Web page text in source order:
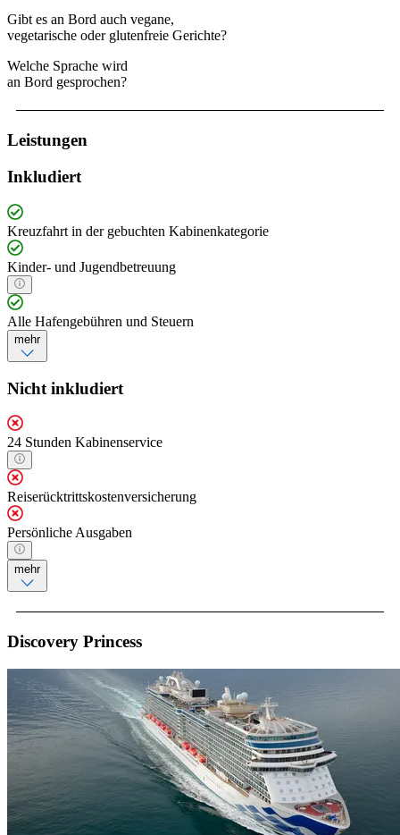
Gibt es an Bord auch vegane,
vegetarische oder glutenfreie Gerichte?
Welche Sprache wird
an Bord gesprochen?
Leistungen
Inkludiert
Kreuzfahrt in der gebuchten Kabinenkategorie
Kinder- und Jugendbetreuung
Alle Hafengebühren und Steuern
mehr
Nicht inkludiert
24 Stunden Kabinenservice
Reiserücktrittskostenversicherung
Persönliche Ausgaben
mehr
Discovery Princess